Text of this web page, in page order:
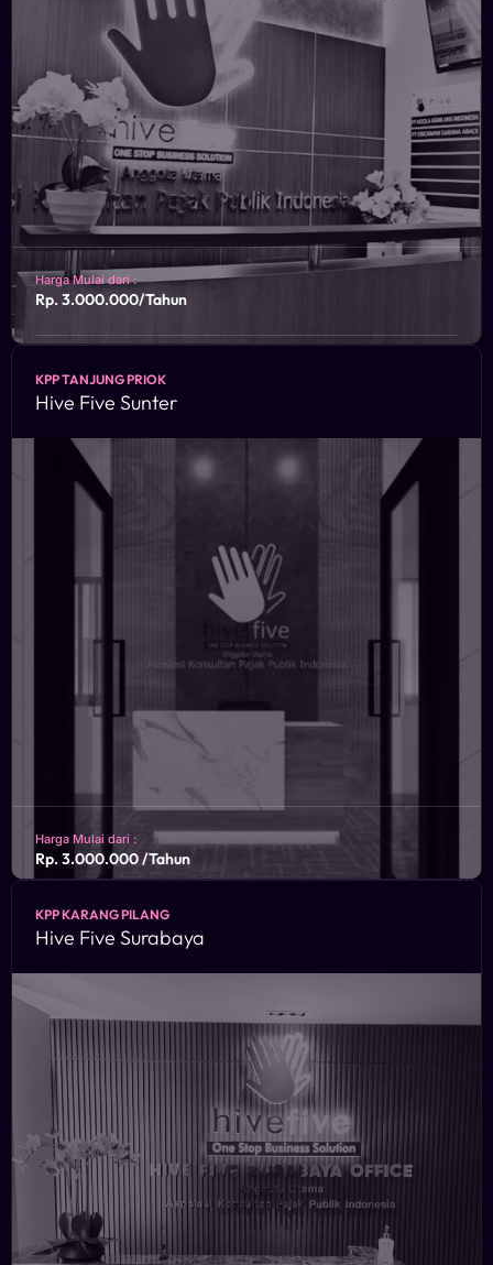
Harga Mulai dari :
Rp. 3.000.000/Tahun
Simatupang Kav. 18, Jakarta Selatan ,12520
KONSULTASIKAN
KPP TANJUNG PRIOK
Hive Five Sunter
Harga Mulai dari :
Rp. 3.000.000 /Tahun
Ben’s Hub Building Lantai 5 Jl. Danau Sunter Utara B 36/A
Tanjung Priok, Jakarta Utara, DKI Jakarta 14350
KPP KARANG PILANG
Hive Five Surabaya